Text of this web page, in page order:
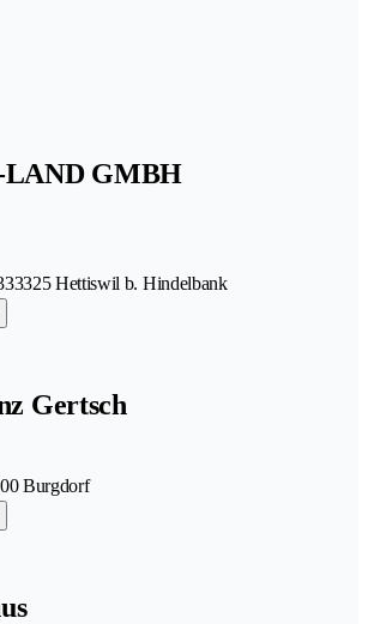
GMBH
3325 Hettiswil b. Hindelbank
Gertsch
Burgdorf